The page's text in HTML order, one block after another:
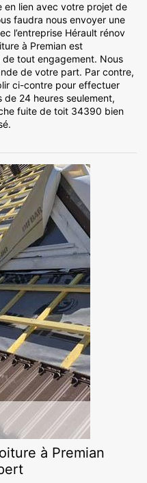
en lien avec votre projet de
faudra nous envoyer une
l’entreprise Hérault rénov
à Premian est
tout engagement. Nous
de votre part. Par contre,
ci-contre pour effectuer
de 24 heures seulement,
fuite de toit 34390 bien
à Premian